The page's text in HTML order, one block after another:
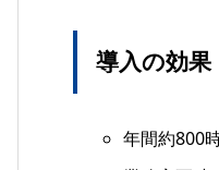
導入の効果
年間約800